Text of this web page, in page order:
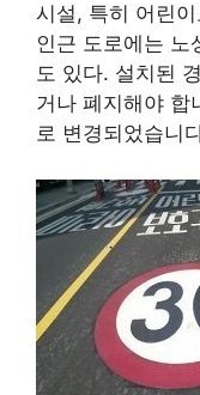
시설, 특히 어린
인근 도로에는 노
도 있다. 설치된
거나 폐지해야
로 변경되었습니